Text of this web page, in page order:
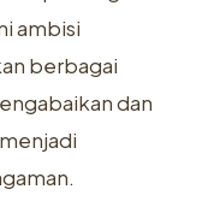
ambisi
berbagai
dan